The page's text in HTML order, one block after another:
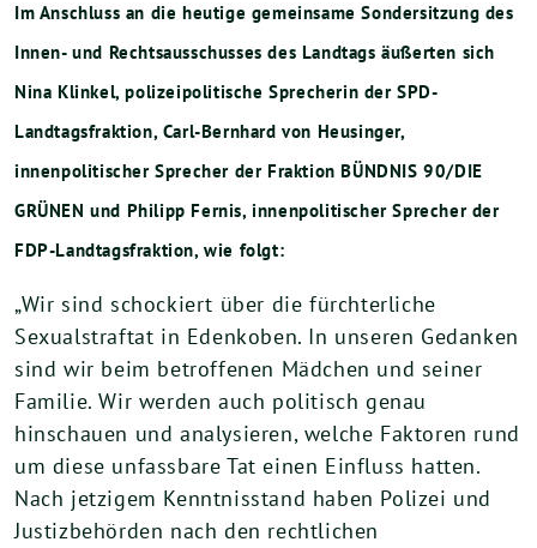
Im Anschluss an die heutige gemeinsame Sondersitzung des
Innen- und Rechtsausschusses des Landtags äußerten sich
Nina Klinkel, polizeipolitische Sprecherin der SPD-
Landtagsfraktion, Carl-Bernhard von Heusinger,
innenpolitischer Sprecher der Fraktion BÜNDNIS 90/DIE
GRÜNEN und Philipp Fernis, innenpolitischer Sprecher der
FDP-Landtagsfraktion, wie folgt:
„Wir sind schockiert über die fürchterliche
Sexualstraftat in Edenkoben. In unseren Gedanken
sind wir beim betroffenen Mädchen und seiner
Familie. Wir werden auch politisch genau
hinschauen und analysieren, welche Faktoren rund
um diese unfassbare Tat einen Einfluss hatten.
Nach jetzigem Kenntnisstand haben Polizei und
Justizbehörden nach den rechtlichen